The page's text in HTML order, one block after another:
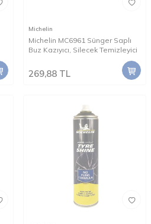
Michelin
Michelin MC6961 Sünger Saplı
Buz Kazıyıcı, Silecek Temizleyici
269,88 TL